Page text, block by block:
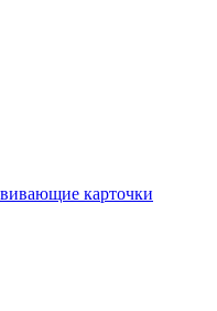
карточки